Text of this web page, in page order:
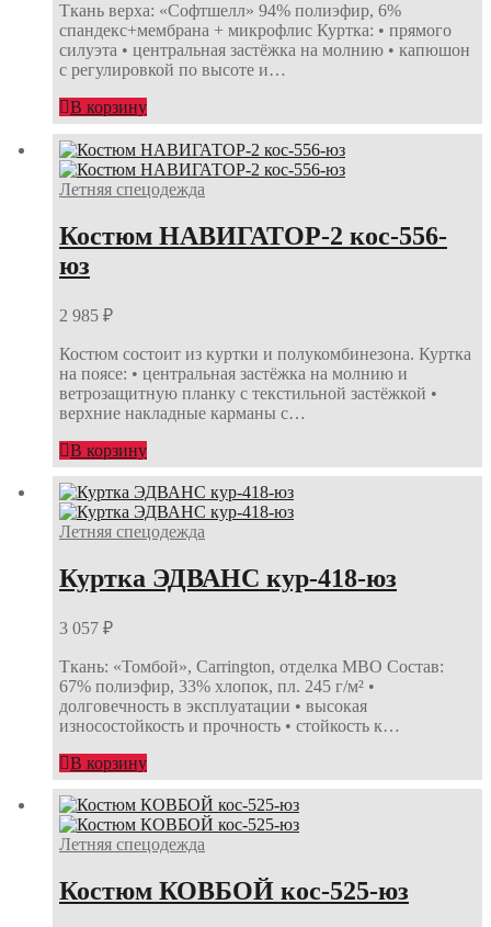
Ткань верха: «Софтшелл» 94% полиэфир, 6%
спандекс+мембрана + микрофлис Куртка: • прямого
силуэта • центральная застёжка на молнию • капюшон
с регулировкой по высоте и…
В корзину
Летняя спецодежда
Костюм НАВИГАТОР-2 кос-556-
юз
2 985 ₽
Костюм состоит из куртки и полукомбинезона. Куртка
на поясе: • центральная застёжка на молнию и
ветрозащитную планку с текстильной застёжкой •
верхние накладные карманы с…
В корзину
Летняя спецодежда
Куртка ЭДВАНС кур-418-юз
3 057 ₽
Ткань: «Томбой», Carrington, отделка МВО Состав:
67% полиэфир, 33% хлопок, пл. 245 г/м² •
долговечность в эксплуатации • высокая
износостойкость и прочность • стойкость к…
В корзину
Летняя спецодежда
Костюм КОВБОЙ кос-525-юз